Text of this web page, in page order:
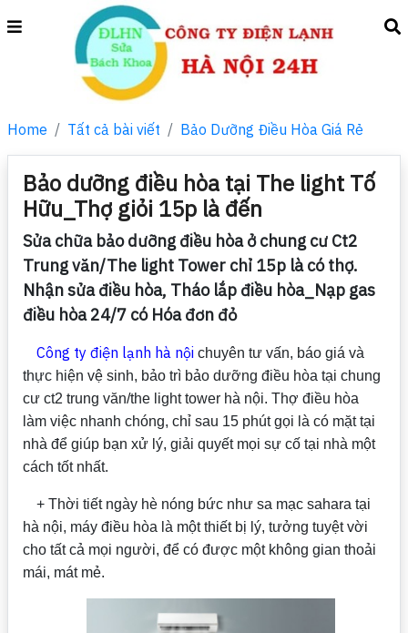
Home Tất cả bài viết Bảo Dưỡng Điều Hòa Giá Rẻ
Bảo dưỡng điều hòa tại The light Tố
Hữu_Thợ giỏi 15p là đến
Sửa chữa bảo dưỡng điều hòa ở chung cư Ct2
Trung văn/The light Tower chỉ 15p là có thợ.
Nhận sửa điều hòa, Tháo lắp điều hòa_Nạp gas
điều hòa 24/7 có Hóa đơn đỏ
Công ty điện lạnh hà nội chuyên tư vấn, báo giá và
thực hiện vệ sinh, bảo trì bảo dưỡng điều hòa tại chung
cư ct2 trung văn/the light tower hà nội. Thợ điều hòa
làm việc nhanh chóng, chỉ sau 15 phút gọi là có mặt tại
nhà để giúp bạn xử lý, giải quyết mọi sự cố tại nhà một
cách tốt nhất.
+ Thời tiết ngày hè nóng bức như sa mạc sahara tại
hà nội, máy điều hòa là một thiết bị lý, tưởng tuyệt vời
cho tất cả mọi người, để có được một không gian thoải
mái, mát mẻ.